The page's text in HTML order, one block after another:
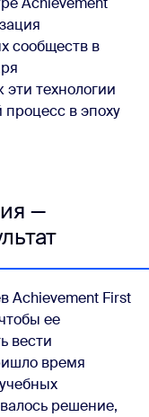
сообществ в
технологии
процесс в эпоху
—
Achievement First
ее
вести
время
решение,